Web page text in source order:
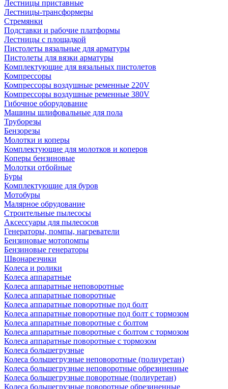
Лестницы приставные
Лестницы-трансформеры
Стремянки
Подставки и рабочие платформы
Лестницы с площадкой
Пистолеты вязальные для арматуры
Пистолеты для вязки арматуры
Комплектующие для вязальных пистолетов
Компрессоры
Компрессоры воздушные ременные 220V
Компрессоры воздушные ременные 380V
Гибочное оборудование
Машины шлифовальные для пола
Труборезы
Бензорезы
Молотки и коперы
Комплектующие для молотков и коперов
Коперы бензиновые
Молотки отбойные
Буры
Комплектующие для буров
Мотобуры
Малярное обрудование
Строительные пылесосы
Аксессуары для пылесосов
Генераторы, помпы, нагреватели
Бензиновые мотопомпы
Бензиновые генераторы
Швонарезчики
Колеса и ролики
Колеса аппаратные
Колеса аппаратные неповоротные
Колеса аппаратные поворотные
Колеса аппаратные поворотные под болт
Колеса аппаратные поворотные под болт с тормозом
Колеса аппаратные поворотные с болтом
Колеса аппаратные поворотные с болтом с тормозом
Колеса аппаратные поворотные с тормозом
Колеса большегрузные
Колеса большегрузные неповоротные (полиуретан)
Колеса большегрузные неповоротные обрезиненные
Колеса большегрузные поворотные (полиуретан)
Колеса большегрузные поворотные обрезиненные